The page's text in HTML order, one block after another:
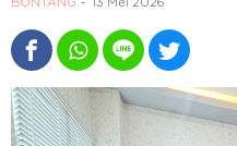
BONTANG 13 Mei 2026